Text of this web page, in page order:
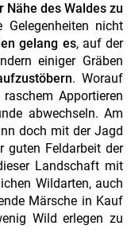
des Waldes zu
nicht
gelang es, auf der
einiger Gräben
. Worauf
Apportieren
abwechseln. Am
doch mit der Jagd
guten Feldarbeit der
Landschaft mit
Wildarten, auch
Märsche in Kauf
Wild erlegen zu